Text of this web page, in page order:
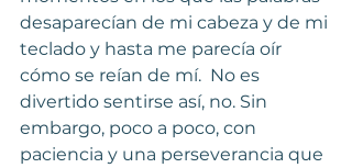
desaparecían de mi cabeza y de mi
teclado y hasta me parecía oír
cómo se reían de mí.  No es
divertido sentirse así, no. Sin
embargo, poco a poco, con
paciencia y una perseverancia que